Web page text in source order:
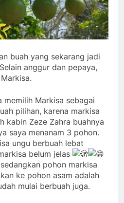
buah yang sekarang jadi
anggur dan pepaya,
memilih Markisa sebagai
pilihan, karena markisa
kabin Zeze Zahra buahnya
saya menanam 3 pohon.
ungu berbuah lebat
belum jelas
pohon markisa
ke pohon asam adalah
mulai berbuah juga.